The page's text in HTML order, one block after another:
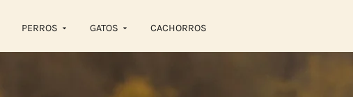
PERROS GATOS CACHORROS